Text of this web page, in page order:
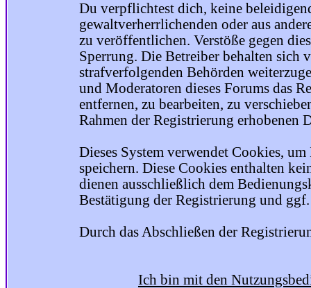
Du verpflichtest dich, keine
gewaltverherrlichenden oder aus
zu veröffentlichen. Verstöße gegen
Sperrung. Die Betreiber behalten sich
strafverfolgenden Behörden
und Moderatoren dieses Forums das
entfernen, zu bearbeiten, zu
Rahmen der Registrierung erhobenen
Dieses System verwendet Cookies,
speichern. Diese Cookies enthalten
dienen ausschließlich dem
Bestätigung der Registrierung und ggf.
Durch das Abschließen der
Ich bin mit den